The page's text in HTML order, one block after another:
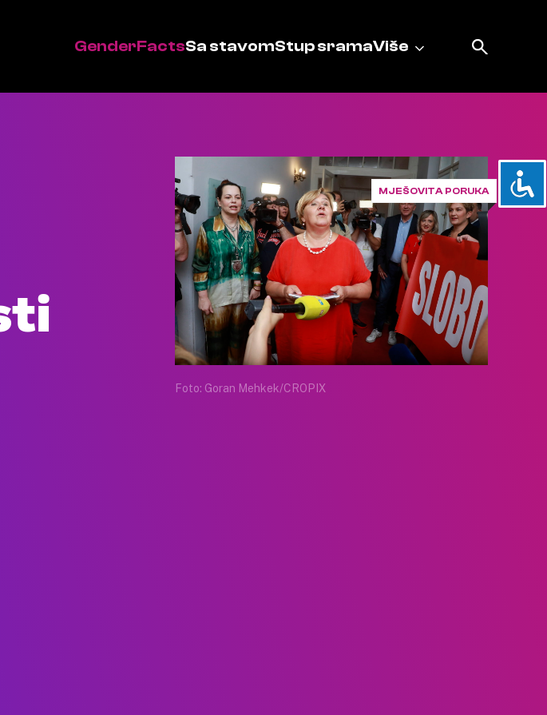
GenderFactsSa stavomStup sramaViše
MJEŠOVITA PORUKA
Foto: Goran Mehkek/CROPIX